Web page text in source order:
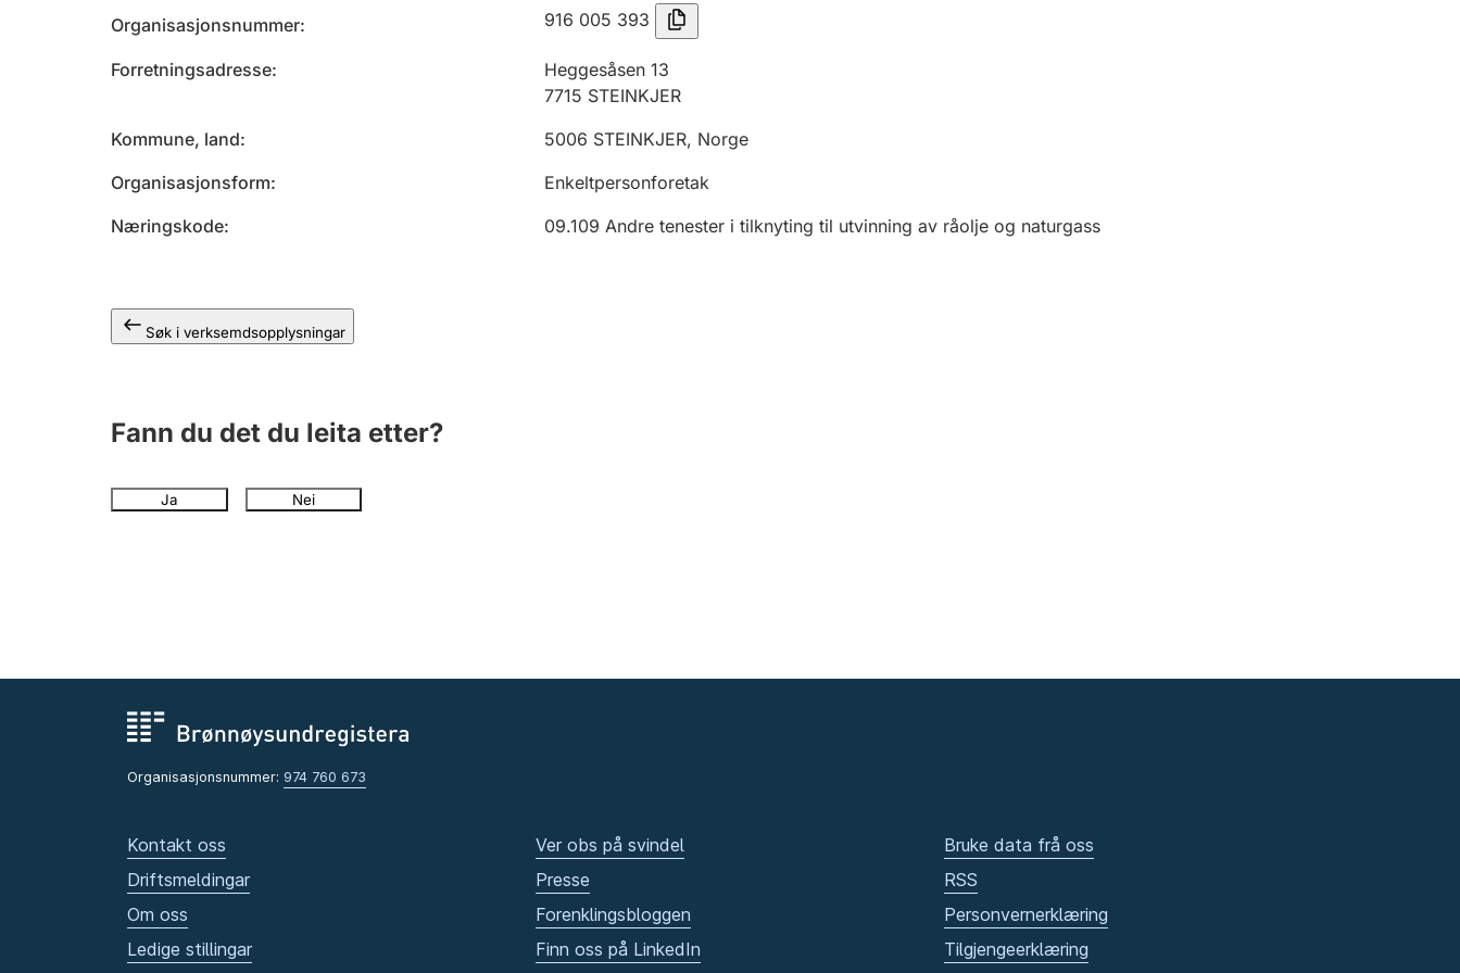
Organisasjonsnummer 916 005 393
Forretningsadresse
Heggesåsen 13
7715 STEINKJER
Kommune, land
5006 STEINKJER, Norge
Organisasjonsform
Enkeltpersonforetak
Næringskode
09.109 Andre tenester i tilknyting til utvinning av råolje og naturgass
Søk i verksemdsopplysningar
Fann du det du leita etter?
Ja Nei
Organisasjonsnummer: 974 760 673
Kontakt oss
Driftsmeldingar
Om oss
Ledige stillingar
Ver obs på svindel
Presse
Forenklingsbloggen
Finn oss på LinkedIn
Bruke data frå oss
RSS
Personvernerklæring
Tilgjengeerklæring